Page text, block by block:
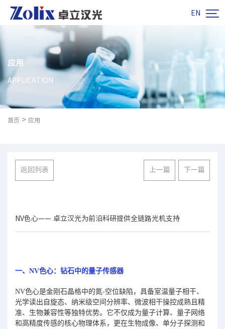
EN 
应用
APPLICATION
首页 > 应用
返回列表 上一篇 下一篇
NV色心—— 卓立汉光为前沿科研提供全链路光机支持
一、NV色心：钻石中的量子传感器
NV色心是金刚石晶格中的氮-空位缺陷，具备室温量子相干、
光学读出自旋态、纳米级空间分辨率、微波相干操控成熟且精
准、生物兼容性等独特优势。它不仅成为量子计算、量子网络
和高精度传感的核心物理体系，更在生物成像、单分子探测和